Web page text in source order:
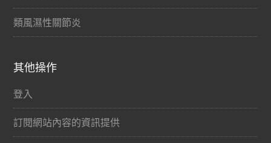
類風濕性關節炎
其他操作
登入
訂閱網站內容的資訊提供